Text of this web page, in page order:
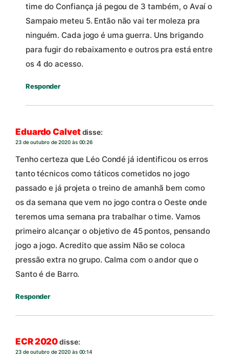
time do Confiança já pegou de 3 também, o Avaí o
Sampaio meteu 5. Então não vai ter moleza pra
ninguém. Cada jogo é uma guerra. Uns brigando
para fugir do rebaixamento e outros pra está entre
os 4 do acesso.
Responder
Eduardo Calvetdisse:
23 de outubro de 2020 às 00:26
Tenho certeza que Léo Condé já identificou os erros
tanto técnicos como táticos cometidos no jogo
passado e já projeta o treino de amanhã bem como
os da semana que vem no jogo contra o Oeste onde
teremos uma semana pra trabalhar o time. Vamos
primeiro alcançar o objetivo de 45 pontos, pensando
jogo a jogo. Acredito que assim Não se coloca
pressão extra no grupo. Calma com o andor que o
Santo é de Barro.
Responder
ECR 2020disse:
23 de outubro de 2020 às 00:14